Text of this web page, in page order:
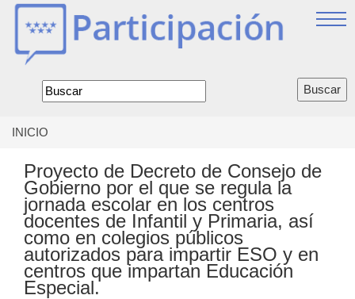
Jump
Formulario
de
encuentra
usted
aquí
INICIO
Proyecto de Decreto de Consejo de
Gobierno por el que se regula la
jornada escolar en los centros
docentes de Infantil y Primaria, así
como en colegios públicos
autorizados para impartir ESO y en
centros que impartan Educación
Especial.